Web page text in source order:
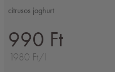
citrusos joghurt
990 Ft
1980 Ft/l